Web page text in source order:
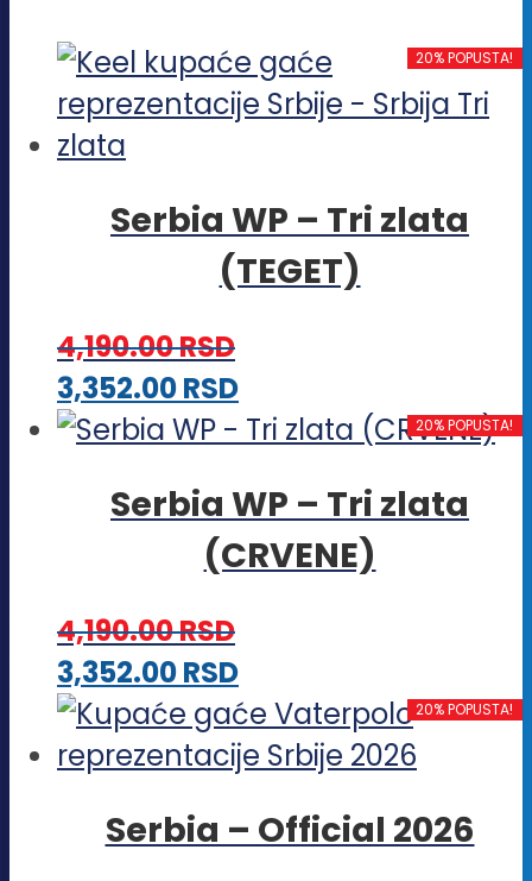
20% POPUSTA!
Serbia WP – Tri zlata
(TEGET)
4,190.00RSD
3,352.00RSDOvaj
proizvod
više
varijanti.
biti
izabrane
na
proizvoda.
20% POPUSTA!
Serbia WP – Tri zlata
(CRVENE)
4,190.00RSD
3,352.00RSDOvaj
proizvod
ima
varijanti.
20% POPUSTA!
Serbia – Official 2026